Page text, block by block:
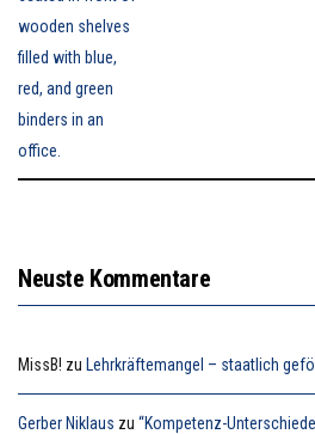
Neuste Kommentare
MissB! zu Lehrkräftemangel – staatlich
Gerber Niklaus zu “Kompetenz-